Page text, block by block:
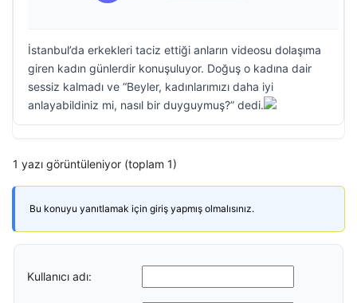
İstanbul’da erkekleri taciz ettiği anların videosu dolaşıma
giren kadın günlerdir konuşuluyor. Doğuş o kadına dair
sessiz kalmadı ve “Beyler, kadınlarımızı daha iyi
anlayabildiniz mi, nasıl bir duyguymuş?” dedi.
1 yazı görüntüleniyor (toplam 1)
Bu konuyu yanıtlamak için giriş yapmış olmalısınız.
Kullanıcı adı: